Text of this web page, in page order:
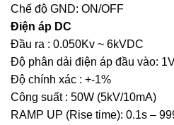
Chế độ GND: ON/OFF
Điện áp DC
Đầu ra : 0.050Kv ~ 6kVDC
Độ phân dải điện áp đầu vào:
Độ chính xác : +-1%
Công suất : 50W (5kV/10mA)
RAMP UP (Rise time): 0.1s –